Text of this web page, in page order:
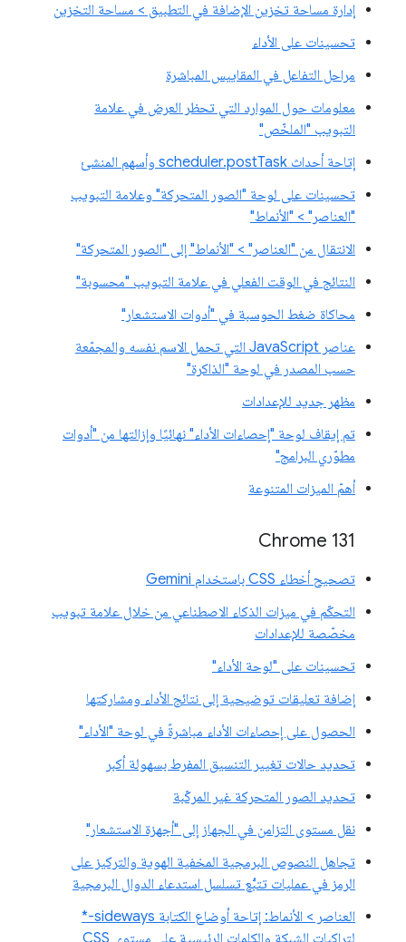
إدارة مساحة تخزين الإضافة في التطبيق > مساحة التخزين
تحسينات على الأداء
مراحل التفاعل في المقاييس المباشرة
معلومات حول الموارد التي تحظر العرض في علامة
التبويب "الملخّص"
إتاحة أحداث scheduler.postTask وأسهم المنشئ
تحسينات على لوحة "الصور المتحركة" وعلامة التبويب
"العناصر" > "الأنماط"
الانتقال من "العناصر" > "الأنماط" إلى "الصور المتحركة"
النتائج في الوقت الفعلي في علامة التبويب "محسوبة"
محاكاة ضغط الحوسبة في "أدوات الاستشعار"
عناصر JavaScript التي تحمل الاسم نفسه والمجمّعة
حسب المصدر في لوحة "الذاكرة"
مظهر جديد للإعدادات
تم إيقاف لوحة "إحصاءات الأداء" نهائيًا وإزالتها من "أدوات
مطوّري البرامج"
أهمّ الميزات المتنوعة
Chrome 131
تصحيح أخطاء CSS باستخدام Gemini
التحكّم في ميزات الذكاء الاصطناعي من خلال علامة تبويب
مخصّصة للإعدادات
تحسينات على "لوحة الأداء"
إضافة تعليقات توضيحية إلى نتائج الأداء ومشاركتها
الحصول على إحصاءات الأداء مباشرةً في لوحة "الأداء"
تحديد حالات تغيير التنسيق المفرط بسهولة أكبر
تحديد الصور المتحركة غير المركّبة
نقل مستوى التزامن في الجهاز إلى "أجهزة الاستشعار"
تجاهل النصوص البرمجية المخفية الهوية والتركيز على
الرمز في عمليات تتبُّع تسلسل استدعاء الدوال البرمجية
العناصر > الأنماط: إتاحة أوضاع الكتابة sideways-*